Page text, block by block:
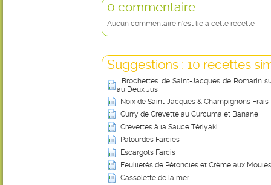
0 commentaire
Aucun commentaire n'est lié à cette recette
Suggestions : 10 recettes
Brochettes de Saint-Jacques de Romarin
au Deux Jus
Noix de Saint-Jacques & Champignons Frais
Curry de Crevette au Curcuma et Banane
Crevettes à la Sauce Tériyaki
Palourdes Farcies
Escargots Farcis
Feuilletés de Pétoncles et Crème aux Moules
Cassolette de la mer